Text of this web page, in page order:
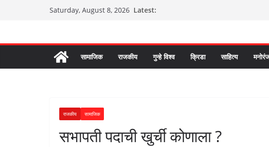
Saturday, August 8, 2026 Latest:
सामाजिक राजकीय गुन्हे विश्व क्रिडा साहित्य
राजकीय सामाजिक
सभापती पदाची खुर्ची कोणाला ?